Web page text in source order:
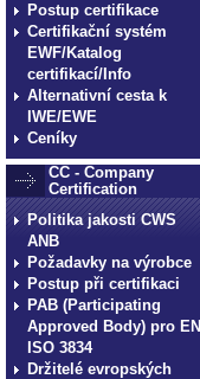
Postup certifikace
Certifikační systém
EWF/Katalog
certifikací/Info
Alternativní cesta k
IWE/EWE
Ceníky
CC - Company
Certification
Politika jakosti CWS
ANB
Požadavky na výrobce
Postup při certifikaci
PAB (Participating
Approved Body) pro EN
ISO 3834
Držitelé evropských